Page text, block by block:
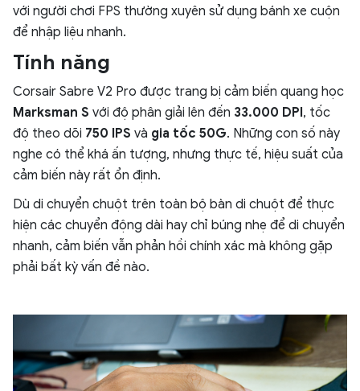
với người chơi FPS thường xuyên sử dụng bánh xe cuộn
để nhập liệu nhanh.
Tính năng
Corsair Sabre V2 Pro được trang bị cảm biến quang học
Marksman S với độ phân giải lên đến 33.000 DPI, tốc
độ theo dõi 750 IPS và gia tốc 50G. Những con số này
nghe có thể khá ấn tượng, nhưng thực tế, hiệu suất của
cảm biến này rất ổn định.
Dù di chuyển chuột trên toàn bộ bàn di chuột để thực
hiện các chuyển động dài hay chỉ búng nhẹ để di chuyển
nhanh, cảm biến vẫn phản hồi chính xác mà không gặp
phải bất kỳ vấn đề nào.